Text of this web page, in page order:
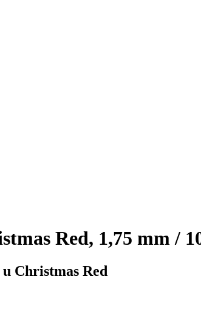
Red, 1,75 mm /
Christmas Red